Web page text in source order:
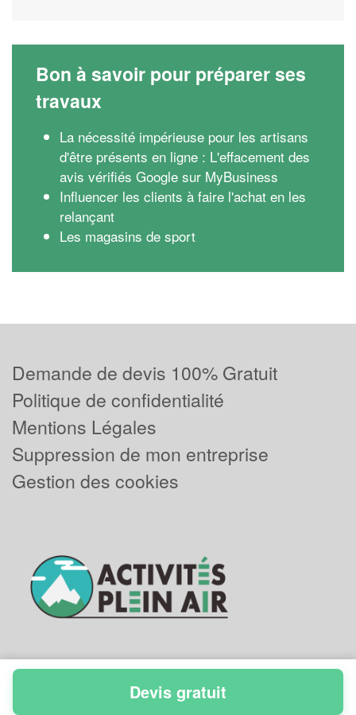
Bon à savoir pour préparer ses
travaux
La nécessité impérieuse pour les artisans
d'être présents en ligne : L'effacement des
avis vérifiés Google sur MyBusiness
Influencer les clients à faire l'achat en les
relançant
Les magasins de sport
Demande de devis 100% Gratuit
Politique de confidentialité
Mentions Légales
Suppression de mon entreprise
Gestion des cookies
Powered byPlus que pro
Devis gratuit